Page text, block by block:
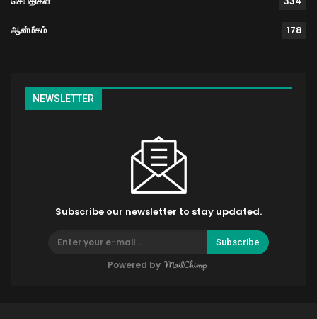
ஆன்மீகம் 178
NEWSLETTER
Subscribe our newsletter to stay updated.
Subscribe
Powered by